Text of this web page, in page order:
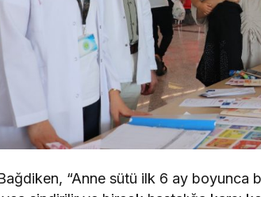
“Anne sütü ilk 6 ay boyunca